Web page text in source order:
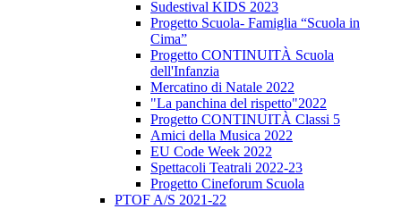
Sudestival KIDS 2023
Progetto Scuola- Famiglia “Scuola in
Cima”
Progetto CONTINUITÀ Scuola
dell'Infanzia
Mercatino di Natale 2022
"La panchina del rispetto"2022
Progetto CONTINUITÀ Classi 5
Amici della Musica 2022
EU Code Week 2022
Spettacoli Teatrali 2022-23
Progetto Cineforum Scuola
PTOF A/S 2021-22